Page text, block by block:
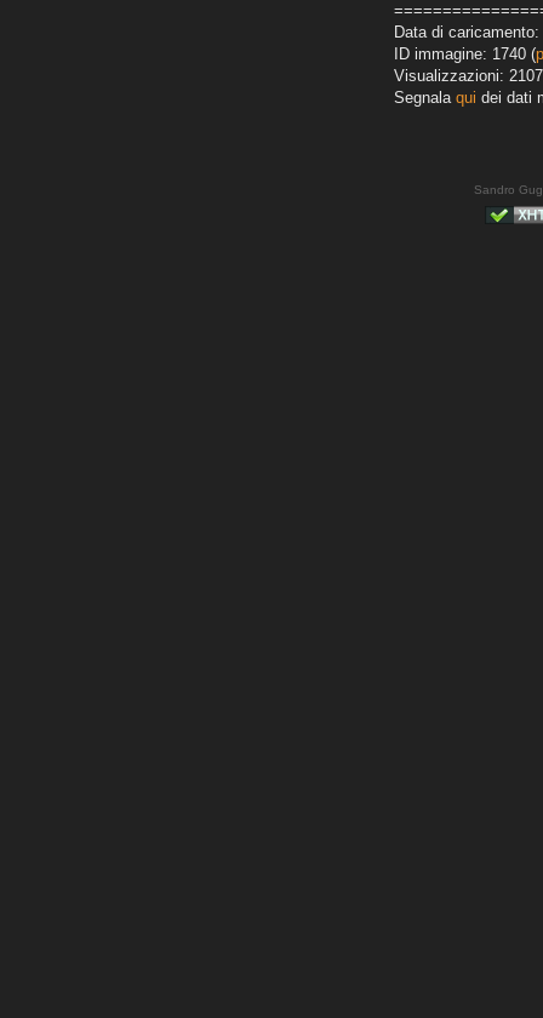
Data di
ID immagine: 1740 (
Visualizzazioni: 2107
Segnala qui dei dati
Sandro